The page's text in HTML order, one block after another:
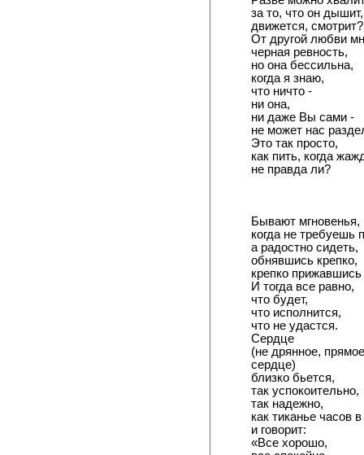
за то, что он дышит,
движется, смотрит?
От другой любви
черная ревность,
но она бессильна,
когда я знаю,
что ничто -
ни она,
ни даже Вы сами -
не может нас
Это так просто,
как пить, когда
не правда ли?
Бывают мгновенья,
когда не требуешь
а радостно сидеть,
обнявшись крепко,
крепко прижавшись
И тогда все равно,
что будет,
что исполнится,
что не удастся.
Сердце
(не дрянное,
сердце)
близко бьется,
так успокоительно,
так надежно,
как тиканье часов
и говорит:
«Все хорошо,